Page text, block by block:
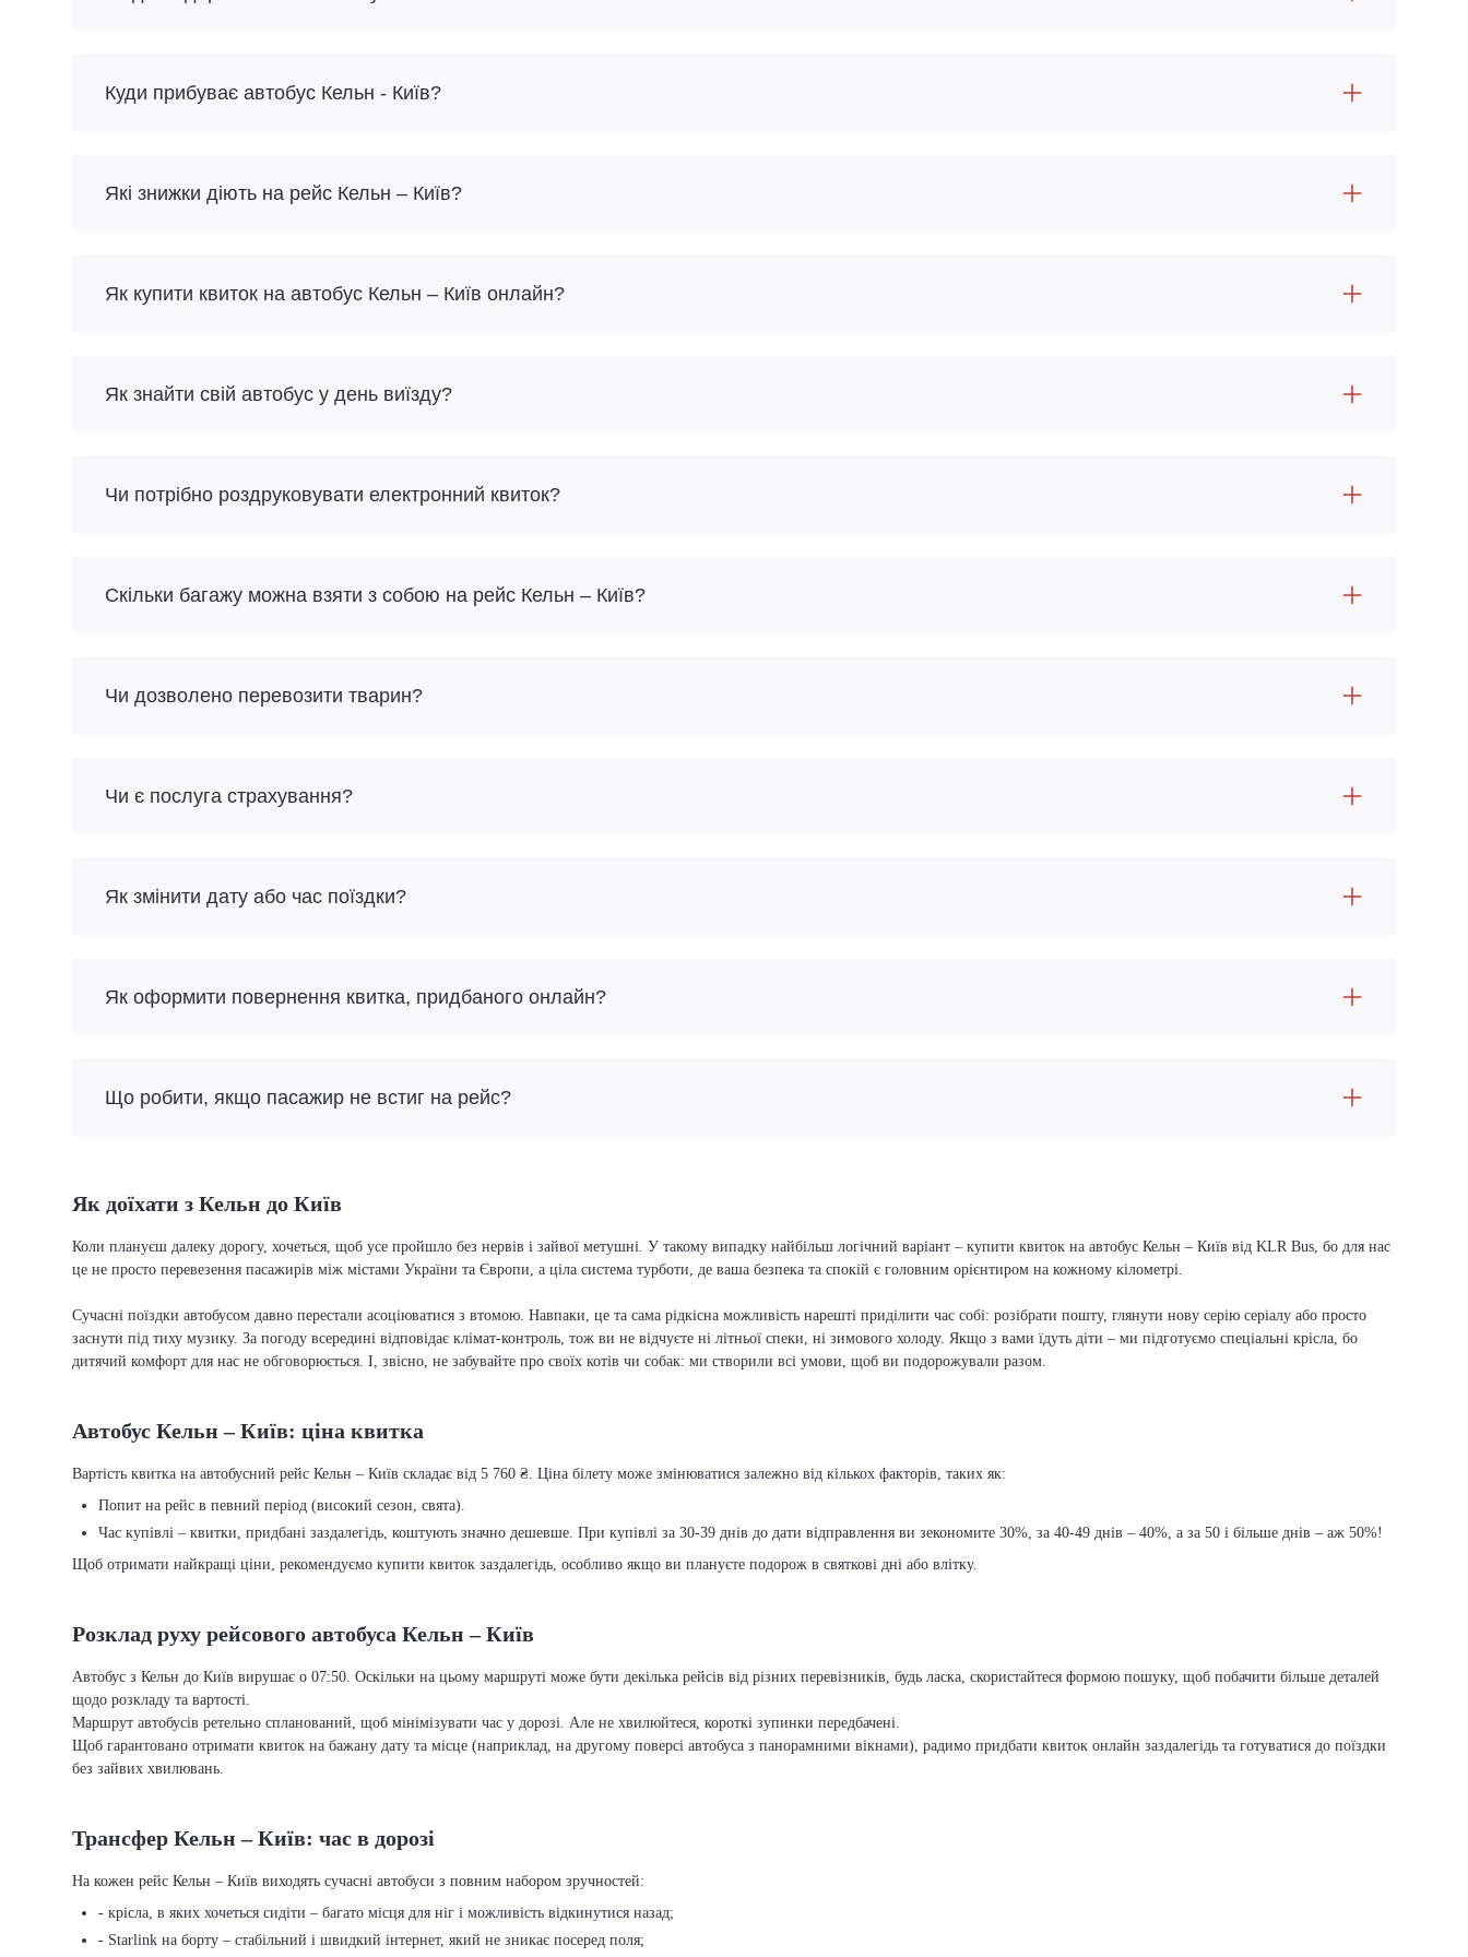
Куди прибуває автобус Кельн - Київ?
Які знижки діють на рейс Кельн – Київ?
Як купити квиток на автобус Кельн – Київ онлайн?
Як знайти свій автобус у день виїзду?
Чи потрібно роздруковувати електронний квиток?
Скільки багажу можна взяти з собою на рейс Кельн – Київ?
Чи дозволено перевозити тварин?
Чи є послуга страхування?
Як змінити дату або час поїздки?
Як оформити повернення квитка, придбаного онлайн?
Що робити, якщо пасажир не встиг на рейс?
Як доїхати з Кельн до Київ
Коли плануєш далеку дорогу, хочеться, щоб усе пройшло без нервів і зайвої метушні. У такому випадку найбільш логічний варіант – купити квиток на автобус Кельн – Київ від KLR Bus, бо для нас
це не просто перевезення пасажирів між містами України та Європи, а ціла система турботи, де ваша безпека та спокій є головним орієнтиром на кожному кілометрі.
Сучасні поїздки автобусом давно перестали асоціюватися з втомою. Навпаки, це та сама рідкісна можливість нарешті приділити час собі: розібрати пошту, глянути нову серію серіалу або просто
заснути під тиху музику. За погоду всередині відповідає клімат-контроль, тож ви не відчуєте ні літньої спеки, ні зимового холоду. Якщо з вами їдуть діти – ми підготуємо спеціальні крісла, бо
дитячий комфорт для нас не обговорюється. І, звісно, не забувайте про своїх котів чи собак: ми створили всі умови, щоб ви подорожували разом.
Автобус Кельн – Київ: ціна квитка
Вартість квитка на автобусний рейс Кельн – Київ складає від 5 760 ₴. Ціна білету може змінюватися залежно від кількох факторів, таких як:
Попит на рейс в певний період (високий сезон, свята).
Час купівлі – квитки, придбані заздалегідь, коштують значно дешевше. При купівлі за 30-39 днів до дати відправлення ви зекономите 30%, за 40-49 днів – 40%, а за 50 і більше днів – аж 50%!
Щоб отримати найкращі ціни, рекомендуємо купити квиток заздалегідь, особливо якщо ви плануєте подорож в святкові дні або влітку.
Розклад руху рейсового автобуса Кельн – Київ
Автобус з Кельн до Київ вирушає о 07:50. Оскільки на цьому маршруті може бути декілька рейсів від різних перевізників, будь ласка, скористайтеся формою пошуку, щоб побачити більше деталей
щодо розкладу та вартості.
Маршрут автобусів ретельно спланований, щоб мінімізувати час у дорозі. Але не хвилюйтеся, короткі зупинки передбачені.
Щоб гарантовано отримати квиток на бажану дату та місце (наприклад, на другому поверсі автобуса з панорамними вікнами), радимо придбати квиток онлайн заздалегідь та готуватися до поїздки
без зайвих хвилювань.
Трансфер Кельн – Київ: час в дорозі
На кожен рейс Кельн – Київ виходять сучасні автобуси з повним набором зручностей:
- крісла, в яких хочеться сидіти – багато місця для ніг і можливість відкинутися назад;
- Starlink на борту – стабільний і швидкий інтернет, який не зникає посеред поля;